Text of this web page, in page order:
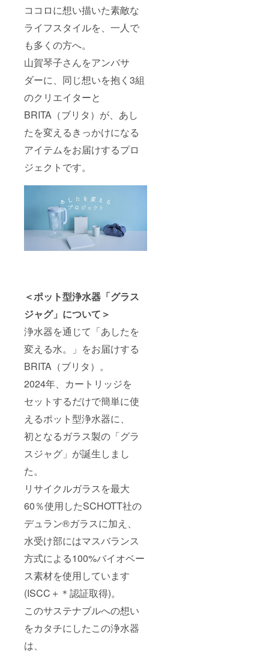
ココロに想い描いた素敵な
ライフスタイルを、一人で
も多くの方へ。
山賀琴子さんをアンバサ
ダーに、同じ想いを抱く3組
のクリエイターと
BRITA（ブリタ）が、あし
たを変えるきっかけになる
アイテムをお届けするプロ
ジェクトです。
＜ポット型浄水器「グラス
ジャグ」について＞
浄水器を通じて「あしたを
変える水。」をお届けする
BRITA（ブリタ）。
2024年、カートリッジを
セットするだけで簡単に使
えるポット型浄水器に、
初となるガラス製の「グラ
スジャグ」が誕生しまし
た。
リサイクルガラスを最大
60％使用したSCHOTT社の
デュラン®ガラスに加え、
水受け部にはマスバランス
方式による100%バイオベー
ス素材を使用しています
(ISCC＋＊認証取得)。
このサステナブルへの想い
をカタチにしたこの浄水器
は、